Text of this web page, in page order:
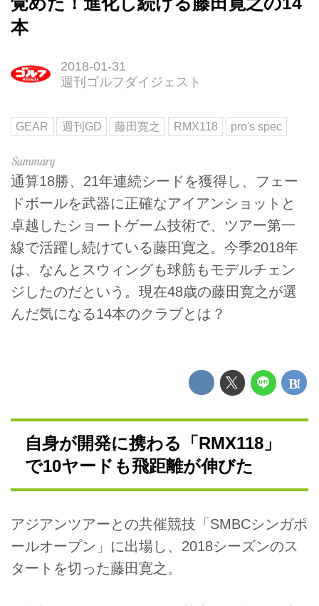
本
2018-01-31
週刊ゴルフダイジェスト
GEAR 週刊GD 藤田寛之 RMX118 pro's spec
通算18勝、21年連続シードを獲得し、フェー
ドボールを武器に正確なアイアンショットと
卓越したショートゲーム技術で、ツアー第一
線で活躍し続けている藤田寛之。今季2018年
は、なんとスウィングも球筋もモデルチェン
ジしたのだという。現在48歳の藤田寛之が選
んだ気になる14本のクラブとは？
自身が開発に携わる「RMX118」
で10ヤードも飛距離が伸びた
アジアンツアーとの共催競技「SMBCシンガポ
ールオープン」に出場し、2018シーズンのス
タートを切った藤田寛之。